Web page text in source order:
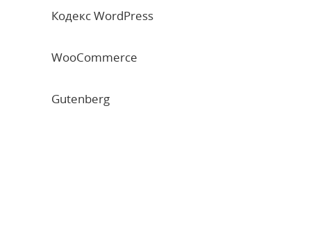
Кодекс WordPress
WooCommerce
Gutenberg